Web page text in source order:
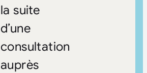
la suite
d’une
consultation
auprès